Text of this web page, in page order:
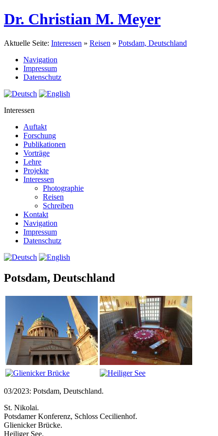
Dr. Christian M. Meyer
Aktuelle Seite: Interessen » Reisen » Potsdam, Deutschland
Navigation
Impressum
Datenschutz
Interessen
Auftakt
Forschung
Publikationen
Vorträge
Lehre
Projekte
Interessen
Photographie
Reisen
Schreiben
Kontakt
Navigation
Impressum
Datenschutz
Potsdam, Deutschland
03/2023: Potsdam, Deutschland.
St. Nikolai.
Potsdamer Konferenz, Schloss Cecilienhof.
Glienicker Brücke.
Heiliger See.